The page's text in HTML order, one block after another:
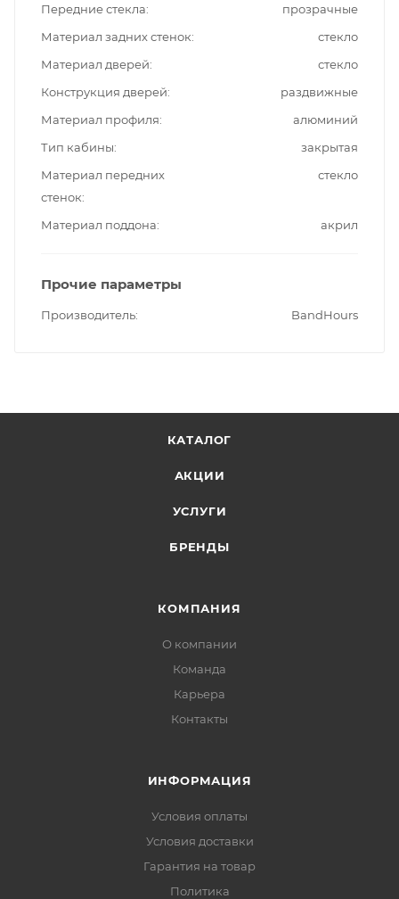
Передние стекла
прозрачные
Материал задних стенок
стекло
Материал дверей
стекло
Конструкция дверей
раздвижные
Материал профиля
алюминий
Тип кабины
закрытая
Материал передних
стенок
стекло
Материал поддона акрил
Прочие параметры
Производитель BandHours
КАТАЛОГ
АКЦИИ
УСЛУГИ
БРЕНДЫ
КОМПАНИЯ
О компании
Команда
Карьера
Контакты
ИНФОРМАЦИЯ
Условия оплаты
Условия доставки
Гарантия на товар
Политика